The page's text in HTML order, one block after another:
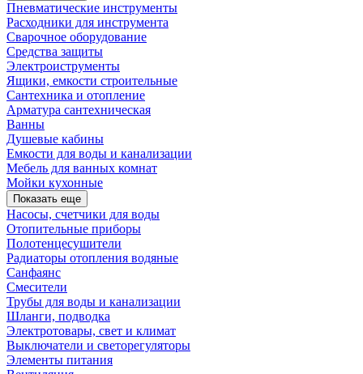
Пневматические инструменты
Расходники для инструмента
Сварочное оборудование
Средства защиты
Электроиструменты
Ящики, емкости строительные
Сантехника и отопление
Арматура сантехническая
Ванны
Душевые кабины
Емкости для воды и канализации
Мебель для ванных комнат
Мойки кухонные
Показать еще
Насосы, счетчики для воды
Отопительные приборы
Полотенцесушители
Радиаторы отопления водяные
Санфаянс
Смесители
Трубы для воды и канализации
Шланги, подводка
Электротовары, свет и климат
Выключатели и светорегуляторы
Элементы питания